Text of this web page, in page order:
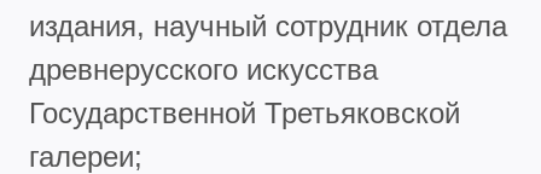
издания, научный сотрудник отдела
древнерусского искусства
Государственной Третьяковской
галереи;